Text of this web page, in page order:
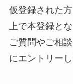
仮登録された
上で本登録と
ご質問やご相
にエントリーし